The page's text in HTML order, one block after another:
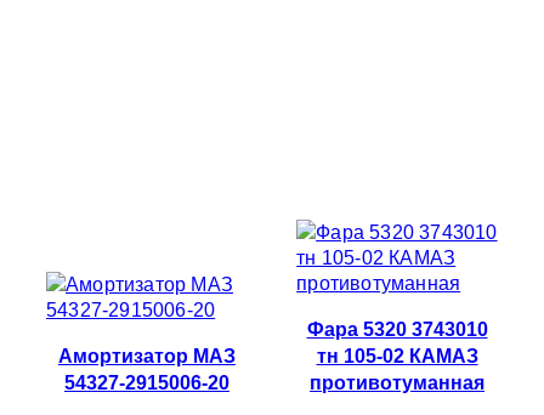
Амортизатор МАЗ
54327-2915006-20
Фара 5320 3743010
тн 105-02 КАМАЗ
противотуманная